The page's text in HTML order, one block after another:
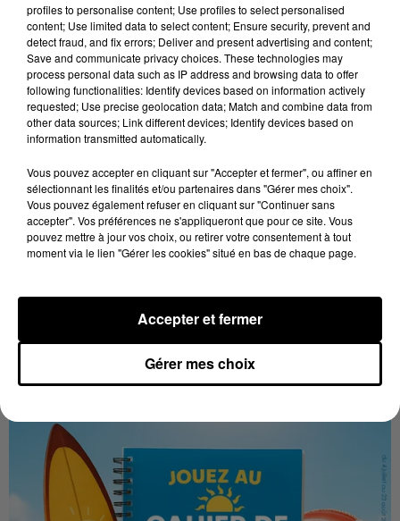
Stars'Terre 2026 : Philippe Palmieri dévoile
les ambitions d'un...
Stars'Terre, organisée du 18 au 20 septembre 2026 au
Château de Courtalain, Philippe Palmieri, président...
profiles to personalise content; Use profiles to select personalised
content; Use limited data to select content; Ensure security, prevent and
detect fraud, and fix errors; Deliver and present advertising and content;
Save and communicate privacy choices. These technologies may
process personal data such as IP address and browsing data to offer
following functionalities: Identify devices based on information actively
requested; Use precise geolocation data; Match and combine data from
other data sources; Link different devices; Identify devices based on
information transmitted automatically.
Vous pouvez accepter en cliquant sur "Accepter et fermer", ou affiner en
sélectionnant les finalités et/ou partenaires dans "Gérer mes choix".
Vous pouvez également refuser en cliquant sur "Continuer sans
accepter". Vos préférences ne s'appliqueront que pour ce site. Vous
pouvez mettre à jour vos choix, ou retirer votre consentement à tout
moment via le lien "Gérer les cookies" situé en bas de chaque page.
Gérer mes choix
Accepter et fermer